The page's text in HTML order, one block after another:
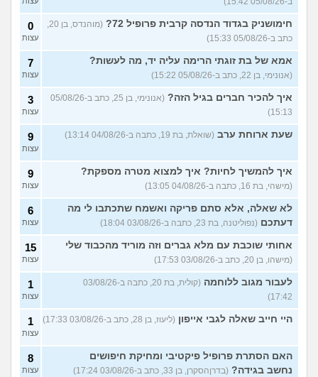
הברזתי לעצמי או שהצלתי את
הכבוד שלי?
4
עוד שאלות חדשות במדור
חימושניק בגדוד הנדסה קרבית פרופיל 72?
(מוהנדס, בן 20,
כתב ב-05/08/26 15:33)
0
עצות
אמא של בת זוגתי הרימה עליה יד, מה לעשות?
(אנונימי, בן 22, כתב ב-05/08/26 15:22)
7
עצות
איך להכיר חברים בגיל הזה?
(אנונימי, בן 25, כתב ב-05/08/26
15:13)
3
עצות
שעת ארוחת ערב (שואלת, בת 19, כתבה ב-04/08/26 13:14) 9
עצות
איך להמשיך לחיות? איך למצוא מטרה מספקת?
(מישהי, בת 16, כתבה ב-04/08/26 13:05)
9
עצות
לא שאלה, אלא סתם פריקה ואשמח שתכתבו לי מה
דעתכם (נפוליטנה, בת 23, כתבה ב-03/08/26 18:04)
6
עצות
אחותי שוכבת עם מלא גברים וזה מוריד מהכבוד שלי
(מישהו, בן 20, כתב ב-03/08/26 17:53)
15
עצות
לעבור מגוב ללוחמה
(קולית, בת 20, כתבה ב-03/08/26
17:42)
1
עצות
היי חייב שאלה לגבי אייפון (ליעוז, בן 28, כתב ב-03/08/26 17:33) 1
עצות
האם הסתרת פרופיל פיקטיבי ומחיקת חיפושים
נחשב בגידה? (בדרןהסקרן, בן 33, כתב ב-03/08/26 17:24)
8
עצות